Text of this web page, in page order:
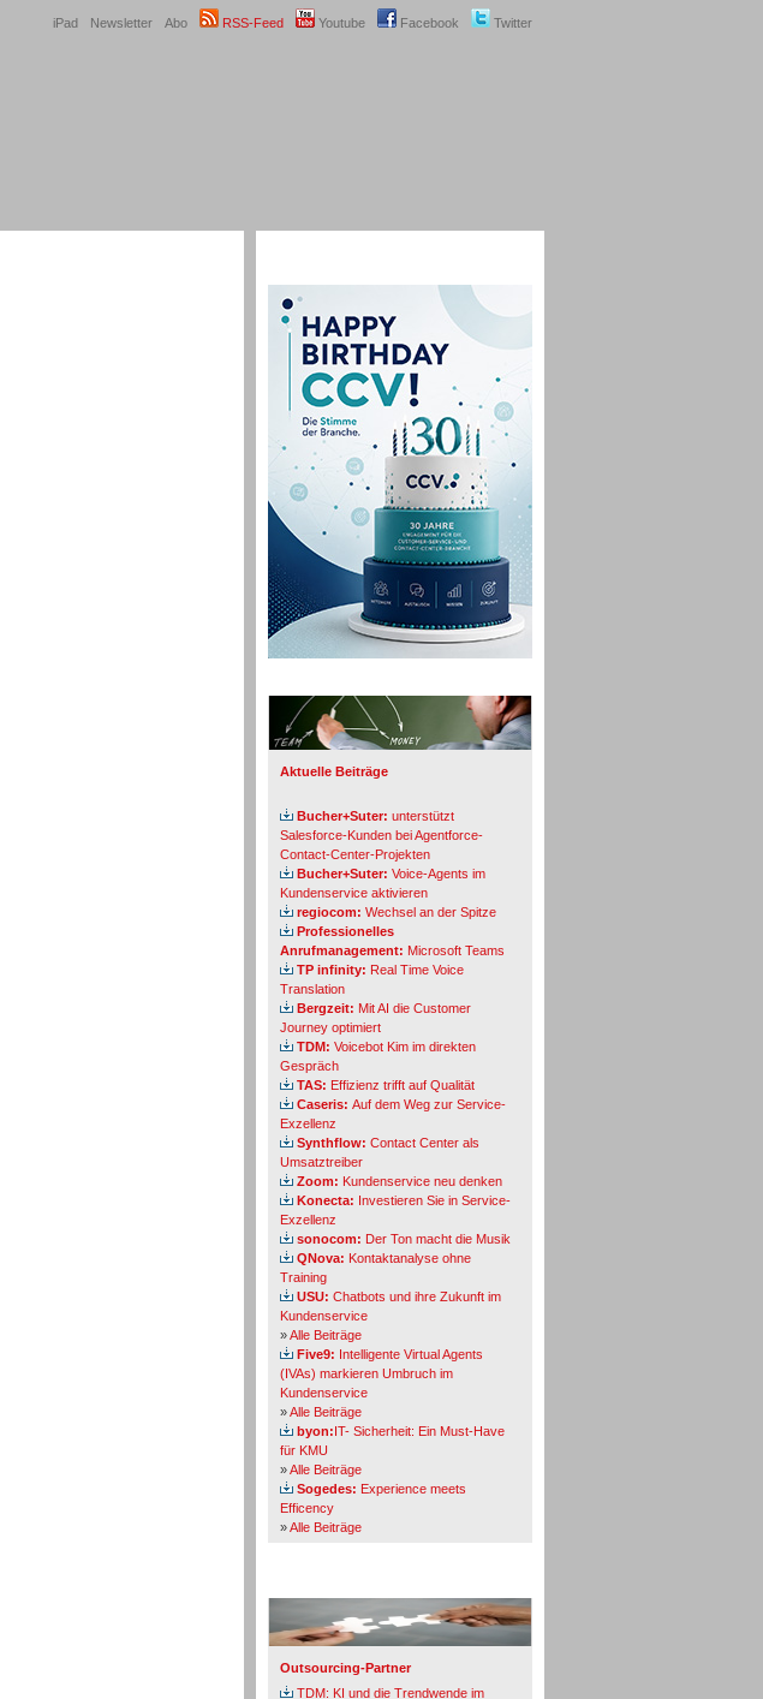
Twitter
Facebook
Youtube
RSS-Feed
Abo
Newsletter
iPad
Aktuelle Beiträge
Bucher+Suter: unterstützt
Salesforce-Kunden bei Agentforce-
Contact-Center-Projekten
Bucher+Suter: Voice-Agents im
Kundenservice aktivieren
regiocom: Wechsel an der Spitze
Professionelles
Anrufmanagement: Microsoft Teams
TP infinity: Real Time Voice
Translation
Bergzeit: Mit AI die Customer
Journey optimiert
TDM: Voicebot Kim im direkten
Gespräch
TAS: Effizienz trifft auf Qualität
Caseris: Auf dem Weg zur Service-
Exzellenz
Synthflow: Contact Center als
Umsatztreiber
Zoom: Kundenservice neu denken
Konecta: Investieren Sie in Service-
Exzellenz
sonocom: Der Ton macht die Musik
QNova: Kontaktanalyse ohne
Training
USU: Chatbots und ihre Zukunft im
Kundenservice
»Alle Beiträge
Five9: Intelligente Virtual Agents
(IVAs) markieren Umbruch im
Kundenservice
»Alle Beiträge
byon:IT- Sicherheit: Ein Must-Have
für KMU
»Alle Beiträge
Sogedes: Experience meets
Efficency
»Alle Beiträge
Outsourcing-Partner
TDM: KI und die Trendwende im